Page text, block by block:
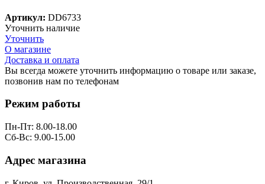
Артикул: DD6733
Уточнить наличие
Уточнить
О магазине
Доставка и оплата
Вы всегда можете уточнить информацию о товаре или заказе,
позвонив нам по телефонам
Режим работы
Пн-Пт: 8.00-18.00
Сб-Вс: 9.00-15.00
Адрес магазина